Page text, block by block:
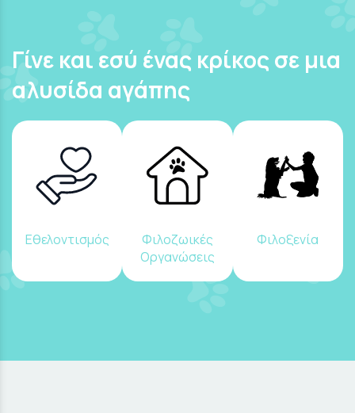
Γίνε και εσύ ένας κρίκος σε μια
αλυσίδα αγάπης
Εθελοντισμός
Φιλοζωικές
Οργανώσεις
Φιλοξενία